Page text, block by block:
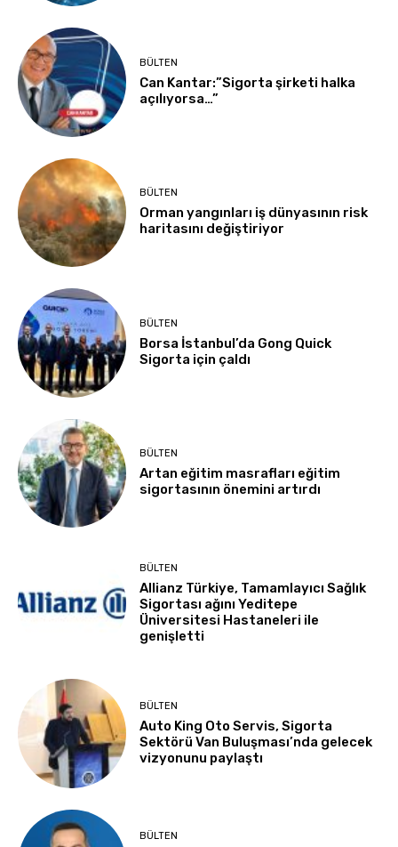
BÜLTEN
Can Kantar:”Sigorta şirketi halka
açılıyorsa…”
BÜLTEN
Orman yangınları iş dünyasının risk
haritasını değiştiriyor
BÜLTEN
Borsa İstanbul’da Gong Quick
Sigorta için çaldı
BÜLTEN
Artan eğitim masrafları eğitim
sigortasının önemini artırdı
BÜLTEN
Allianz Türkiye, Tamamlayıcı Sağlık
Sigortası ağını Yeditepe
Üniversitesi Hastaneleri ile
genişletti
BÜLTEN
Auto King Oto Servis, Sigorta
Sektörü Van Buluşması’nda gelecek
vizyonunu paylaştı
BÜLTEN